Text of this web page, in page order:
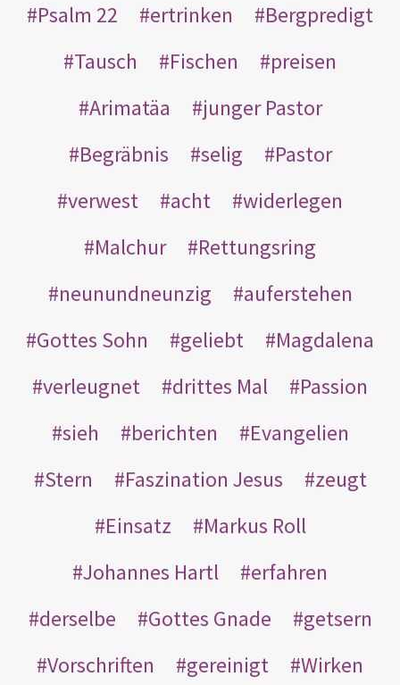
Psalm 22
ertrinken
Bergpredigt
Tausch
Fischen
preisen
Arimatäa
junger Pastor
Begräbnis
selig
Pastor
verwest
acht
widerlegen
Malchur
Rettungsring
neunundneunzig
auferstehen
Gottes Sohn
geliebt
Magdalena
verleugnet
drittes Mal
Passion
sieh
berichten
Evangelien
Stern
Faszination Jesus
zeugt
Einsatz
Markus Roll
Johannes Hartl
erfahren
derselbe
Gottes Gnade
getsern
Vorschriften
gereinigt
Wirken